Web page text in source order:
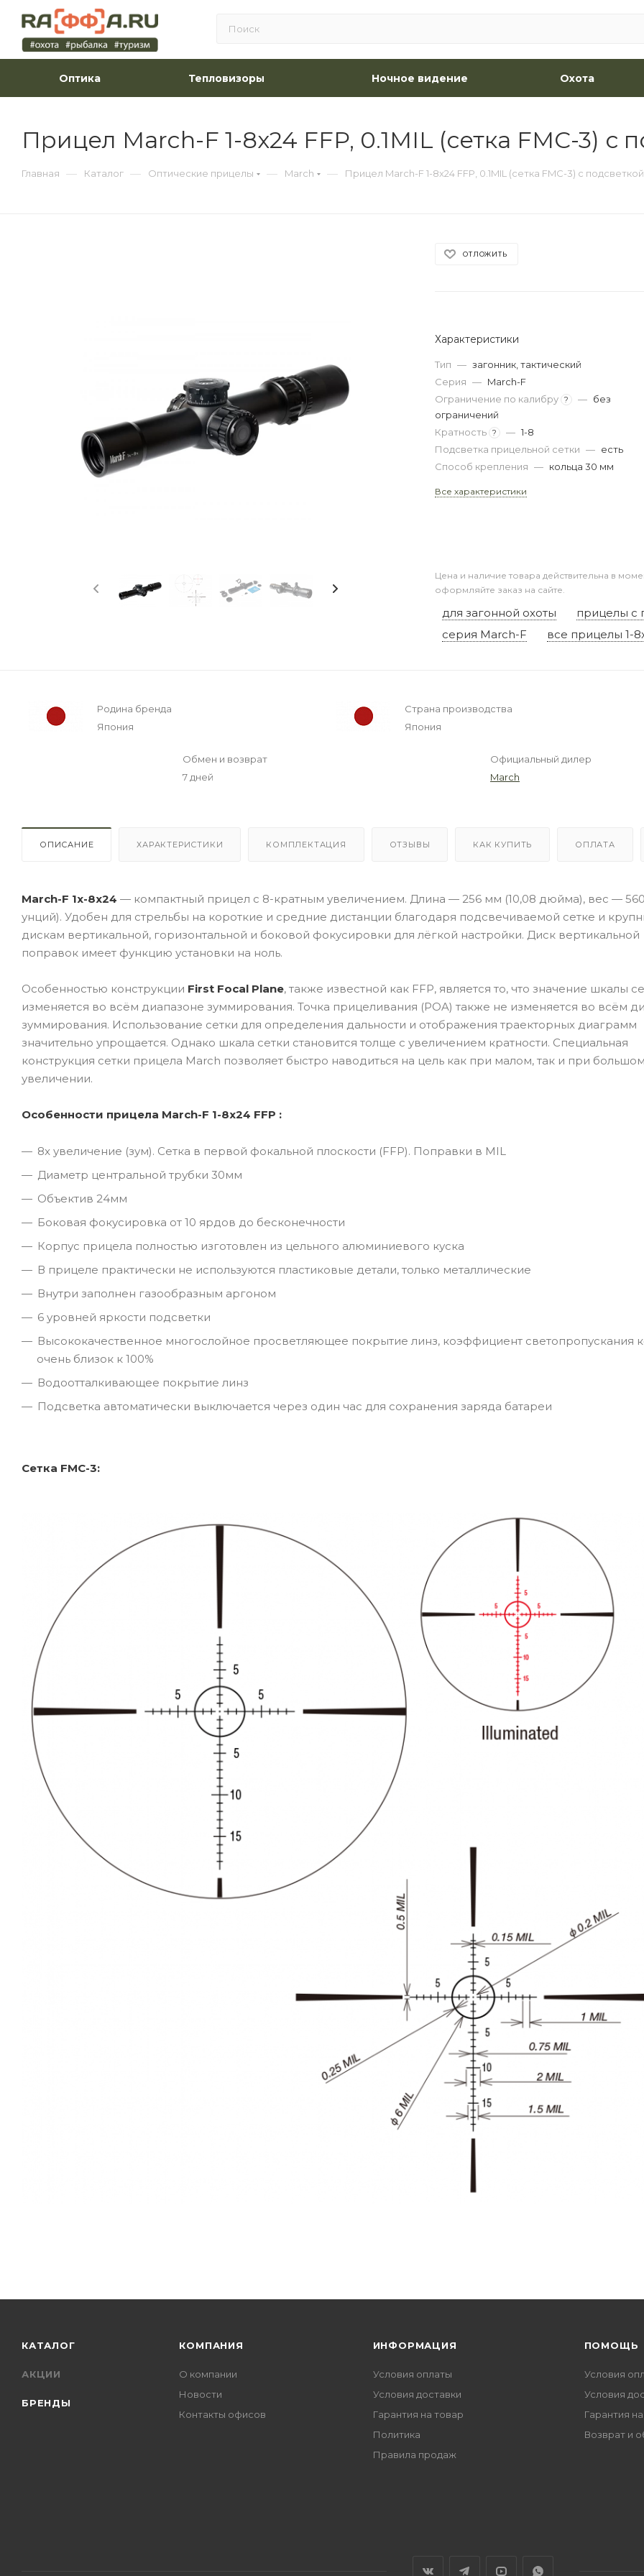
Оптика Тепловизоры Ночное видение Охота
Прицел March-F 1-8x24 FFP, 0.1MIL (сетка FMC-3) с
Главная — Каталог — Оптические прицелы — March — Прицел March-F 1-8x24 FFP, 0.1MIL (сетка FMC-3) с подсветкой
ОТЛОЖИТЬ
Характеристики
Тип — загонник, тактический
Серия — March-F
Ограничение по калибру ? — без
ограничений
Кратность ? — 1-8
Подсветка прицельной сетки — есть
Способ крепления — кольца 30 мм
Все характеристики
Цена и наличие товара действительна в
оформляйте заказ на сайте.
для загонной охоты прицелы с
серия March-F
все прицелы 1-
Родина бренда
Япония
Страна производства
Япония
Обмен и возврат
7 дней
Официальный дилер
March
ОПИСАНИЕ ХАРАКТЕРИСТИКИ КОМПЛЕКТАЦИЯ ОТЗЫВЫ КАК КУПИТЬ ОПЛАТА
March-F 1x-8x24 — компактный прицел с 8-кратным увеличением. Длина — 256 мм (10,08 дюйма), вес — 560
унций). Удобен для стрельбы на короткие и средние дистанции благодаря подсвечиваемой сетке и
дискам вертикальной, горизонтальной и боковой фокусировки для лёгкой настройки. Диск вертикальной
поправок имеет функцию установки на ноль.
Особенностью конструкции First Focal Plane, также известной как FFP, является то, что значение шкалы
изменяется во всём диапазоне зуммирования. Точка прицеливания (POA) также не изменяется во всём
зуммирования. Использование сетки для определения дальности и отображения траекторных диаграмм
значительно упрощается. Однако шкала сетки становится толще с увеличением кратности. Специальная
конструкция сетки прицела March позволяет быстро наводиться на цель как при малом, так и при большом
увеличении.
Особенности прицела March-F 1-8x24 FFP :
8x увеличение (зум). Сетка в первой фокальной плоскости (FFP). Поправки в MIL
Диаметр центральной трубки 30мм
Объектив 24мм
Боковая фокусировка от 10 ярдов до бесконечности
Корпус прицела полностью изготовлен из цельного алюминиевого куска
В прицеле практически не используются пластиковые детали, только металлические
Внутри заполнен газообразным аргоном
6 уровней яркости подсветки
Высококачественное многослойное просветляющее покрытие линз, коэффициент светопропускания
очень близок к 100%
Водоотталкивающее покрытие линз
Подсветка автоматически выключается через один час для сохранения заряда батареи
Сетка FMC-3:
КАТАЛОГ
АКЦИИ
БРЕНДЫ
КОМПАНИЯ
О компании
Новости
Контакты офисов
ИНФОРМАЦИЯ
Условия оплаты
Условия доставки
Гарантия на товар
Политика
Правила продаж
ПОМОЩЬ
Условия
Условия
Гарантия
Возврат и